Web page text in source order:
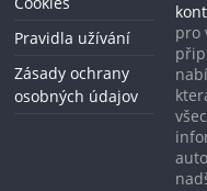
Pravidla užívání
Zásady ochrany
osobných údajov
pro